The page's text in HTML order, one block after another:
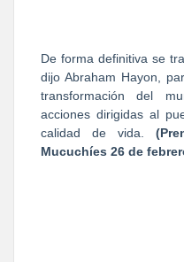
De forma definitiva se
dijo Abraham Hayon,
transformación del
acciones dirigidas al
calidad de vida.
Mucuchíes 26 de